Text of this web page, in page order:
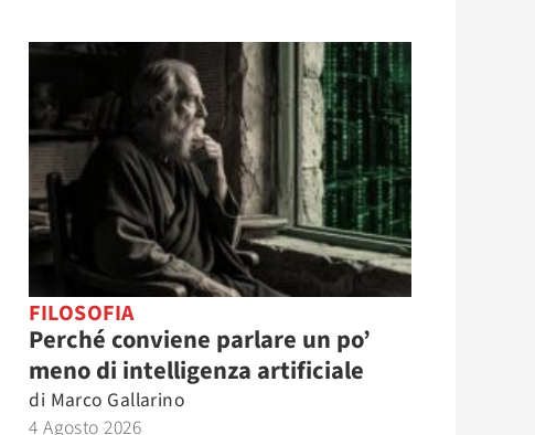
FILOSOFIA
Perché conviene parlare un po’
meno di intelligenza artificiale
di Marco Gallarino
4 Agosto 2026